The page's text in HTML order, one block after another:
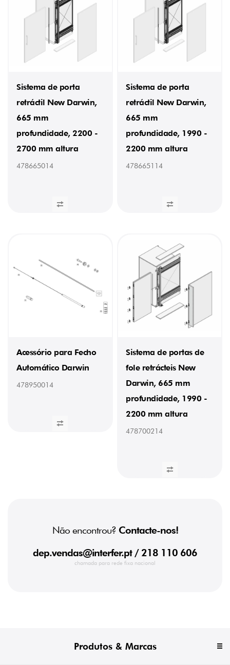
Sistema de porta
retráctil New Darwin,
665 mm
profundidade, 2200 -
2700 mm altura
478665014
Sistema de porta
retráctil New Darwin,
665 mm
profundidade, 1990 -
2200 mm altura
478665114
Acessório para Fecho
Automático Darwin
478950014
Sistema de portas de
fole retrácteis New
Darwin, 665 mm
profundidade, 1990 -
2200 mm altura
478700214
Não encontrou? Contacte-nos!
dep.vendas@interfer.pt/ 218 110 606
chamada para rede fixa nacional
Produtos & Marcas